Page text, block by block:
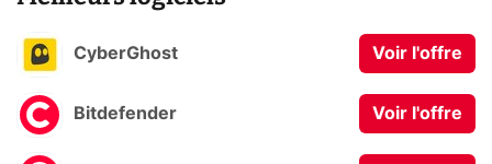
CyberGhost Voir l'offre
Bitdefender Voir l'offre